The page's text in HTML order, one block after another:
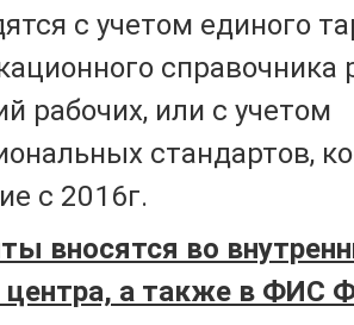
с учетом единого
справочника
рабочих, или с учетом
стандартов,
с 2016г.
вносятся во
центра, а также в ФИС